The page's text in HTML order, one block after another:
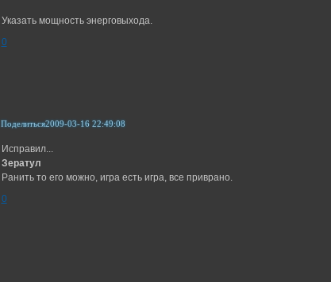
Указать мощность энерговыхода.
0
Поделиться2009-03-16 22:49:08
Исправил...
Зератул
Ранить то его можно, игра есть игра, все приврано.
0